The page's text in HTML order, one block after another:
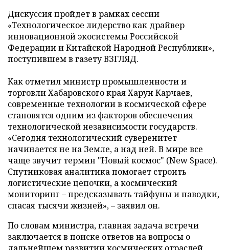
Дискуссия пройдет в рамках сессии
«Технологическое лидерство как драйвер
инновационной экосистемы Российской
Федерации и Китайской Народной Республики»,
поступившем в газету ВЗГЛЯД.
Как отметил министр промышленности и
торговли Хабаровского края Харун Карчаев,
современные технологии в космической сфере
становятся одним из факторов обеспечения
технологической независимости государств.
«Сегодня технологический суверенитет
начинается не на Земле, а над ней. В мире все
чаще звучит термин "Новый космос" (New Space).
Спутниковая аналитика помогает строить
логистические цепочки, а космический
мониторинг – предсказывать тайфуны и паводки,
спасая тысячи жизней», – заявил он.
По словам министра, главная задача встречи
заключается в поиске ответов на вопросы о